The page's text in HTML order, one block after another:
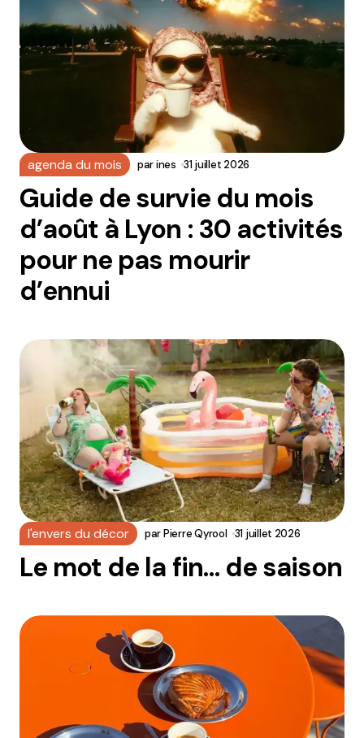
agenda du mois parines 31 juillet 2026
Guide de survie du mois
d’août à Lyon : 30 activités
pour ne pas mourir
d’ennui
l'envers du décor parPierre Qyrool 31 juillet 2026
Le mot de la fin… de saison